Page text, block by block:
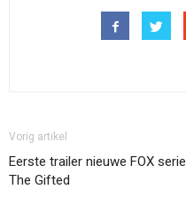
Vorig artikel
Eerste trailer nieuwe FOX serie
The Gifted